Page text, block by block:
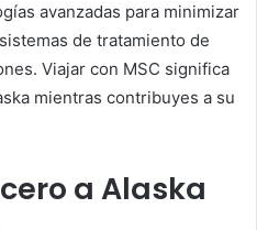
avanzadas para minimizar
de tratamiento de
Viajar con MSC significa
mientras contribuyes a su
a Alaska